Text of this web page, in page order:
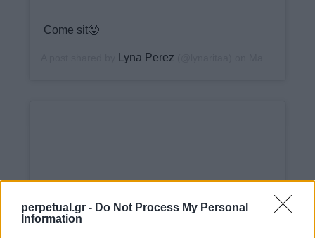
perpetual.gr - Do Not Process My Personal
Information
Come sit🥵
Lyna Perez